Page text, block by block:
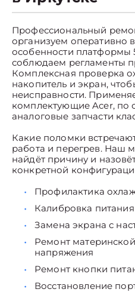
Профессиональный
организуем оперативно
особенности платформы
соблюдаем регламенты
Комплексная проверка
накопитель и экран,
неисправности.
комплектующие Acer, по
аналоговые запчасти
Какие поломки
работа и перегрев. Наш
найдёт причину и
конкретной
Профилактика
Калибровка
Замена экрана с
Ремонт
напряжения
Ремонт кнопки
Восстановление